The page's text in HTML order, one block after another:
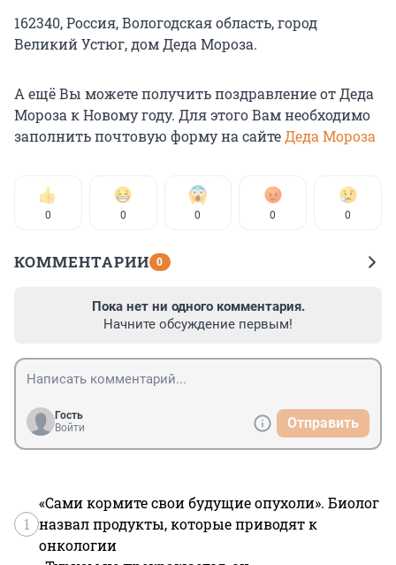
162340, Россия, Вологодская область, город
Великий Устюг, дом Деда Мороза.
А ещё Вы можете получить поздравление от Деда
Мороза к Новому году. Для этого Вам необходимо
заполнить почтовую форму на сайтеДеда Мороза
0 0 0 0 0
КОММЕНТАРИИ 0
Пока нет ни одного комментария.
Начните обсуждение первым!
Гость
Войти
Отправить
1
«Сами кормите свои будущие опухоли». Биолог
назвал продукты, которые приводят к
онкологии